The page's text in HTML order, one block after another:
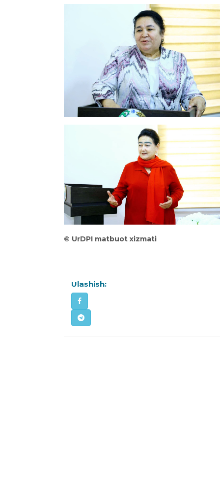
© UrDPI matbuot xizmati
Ulashish: